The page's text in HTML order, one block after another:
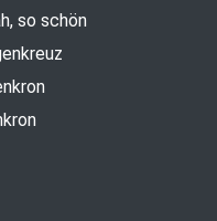
so schön